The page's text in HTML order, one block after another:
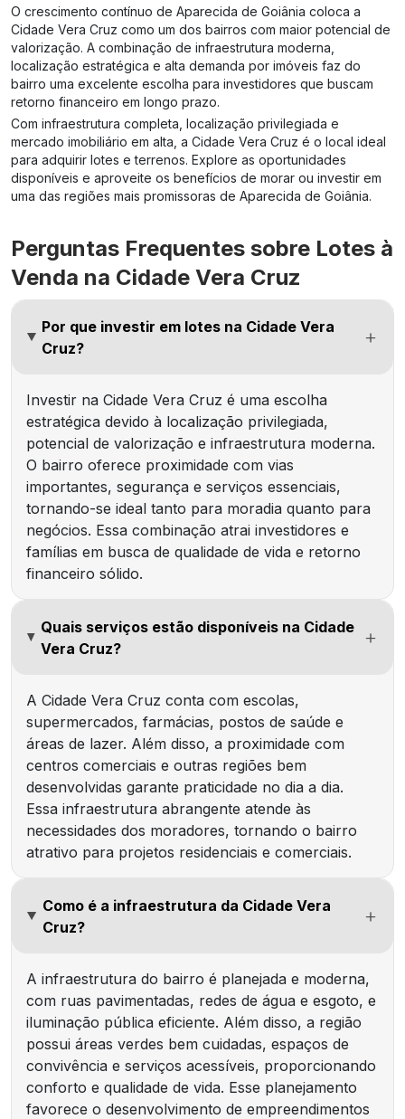
O crescimento contínuo de Aparecida de Goiânia coloca a
Cidade Vera Cruz como um dos bairros com maior potencial de
valorização. A combinação de infraestrutura moderna,
localização estratégica e alta demanda por imóveis faz do
bairro uma excelente escolha para investidores que buscam
retorno financeiro em longo prazo.
Com infraestrutura completa, localização privilegiada e
mercado imobiliário em alta, a Cidade Vera Cruz é o local ideal
para adquirir lotes e terrenos. Explore as oportunidades
disponíveis e aproveite os benefícios de morar ou investir em
uma das regiões mais promissoras de Aparecida de Goiânia.
Perguntas Frequentes sobre Lotes à
Venda na Cidade Vera Cruz
Por que investir em lotes na Cidade Vera
Cruz?
Investir na Cidade Vera Cruz é uma escolha
estratégica devido à localização privilegiada,
potencial de valorização e infraestrutura moderna.
O bairro oferece proximidade com vias
importantes, segurança e serviços essenciais,
tornando-se ideal tanto para moradia quanto para
negócios. Essa combinação atrai investidores e
famílias em busca de qualidade de vida e retorno
financeiro sólido.
Quais serviços estão disponíveis na Cidade
Vera Cruz?
A Cidade Vera Cruz conta com escolas,
supermercados, farmácias, postos de saúde e
áreas de lazer. Além disso, a proximidade com
centros comerciais e outras regiões bem
desenvolvidas garante praticidade no dia a dia.
Essa infraestrutura abrangente atende às
necessidades dos moradores, tornando o bairro
atrativo para projetos residenciais e comerciais.
Como é a infraestrutura da Cidade Vera
Cruz?
A infraestrutura do bairro é planejada e moderna,
com ruas pavimentadas, redes de água e esgoto, e
iluminação pública eficiente. Além disso, a região
possui áreas verdes bem cuidadas, espaços de
convivência e serviços acessíveis, proporcionando
conforto e qualidade de vida. Esse planejamento
favorece o desenvolvimento de empreendimentos